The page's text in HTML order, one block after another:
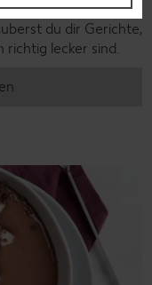
süß oder herzhaft –
du dir Gerichte,
richtig lecker sind.